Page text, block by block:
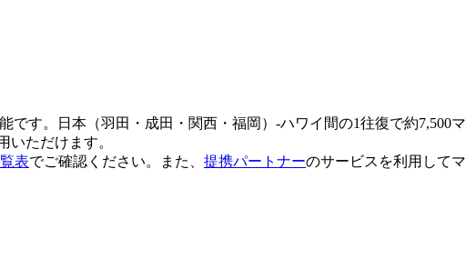
です。日本（羽田・成田・関西・福岡）-ハワイ間の1往復で約7,500マ
ただけます。
表でご確認ください。また、 提携パートナーのサービスを利用してマ